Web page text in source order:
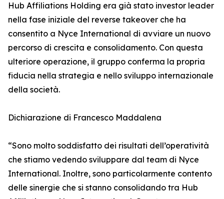
Hub Affiliations Holding era già stato investor leader
nella fase iniziale del reverse takeover che ha
consentito a Nyce International di avviare un nuovo
percorso di crescita e consolidamento. Con questa
ulteriore operazione, il gruppo conferma la propria
fiducia nella strategia e nello sviluppo internazionale
della società.
Dichiarazione di Francesco Maddalena
“Sono molto soddisfatto dei risultati dell’operatività
che stiamo vedendo sviluppare dal team di Nyce
International. Inoltre, sono particolarmente contento
delle sinergie che si stanno consolidando tra Hub